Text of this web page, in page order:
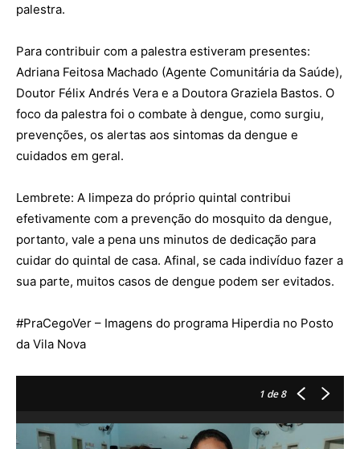
palestra.
Para contribuir com a palestra estiveram presentes:
Adriana Feitosa Machado (Agente Comunitária da Saúde),
Doutor Félix Andrés Vera e a Doutora Graziela Bastos. O
foco da palestra foi o combate à dengue, como surgiu,
prevenções, os alertas aos sintomas da dengue e
cuidados em geral.
Lembrete: A limpeza do próprio quintal contribui
efetivamente com a prevenção do mosquito da dengue,
portanto, vale a pena uns minutos de dedicação para
cuidar do quintal de casa. Afinal, se cada indivíduo fazer a
sua parte, muitos casos de dengue podem ser evitados.
#PraCegoVer – Imagens do programa Hiperdia no Posto
da Vila Nova
1 de 8